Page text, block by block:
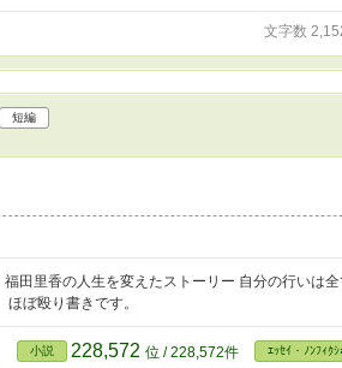
文字数
短編
里香の人生を変えたストーリー 自分の行いは全
ぼ殴り書きです。
小説 228,572 位 / 228,572件 ｴｯｾｲ・ﾉﾝﾌｨｸｼ